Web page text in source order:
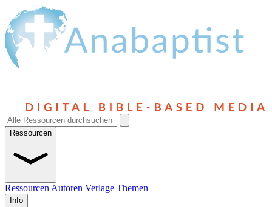
Ressourcen
Ressourcen Autoren Verlage Themen
Info